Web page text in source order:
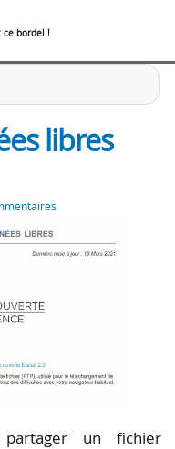
ce bordel !
libres
un fichier